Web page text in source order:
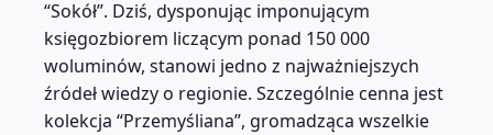
“Sokół”. Dziś, dysponując imponującym
księgozbiorem liczącym ponad 150 000
woluminów, stanowi jedno z najważniejszych
źródeł wiedzy o regionie. Szczególnie cenna jest
kolekcja “Przemyśliana”, gromadząca wszelkie